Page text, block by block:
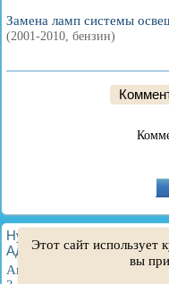
Замена ламп системы
(2001-2010, бензин)
HyundaiBook.ru © 2018-
Администрация·Поиск
Акцент 1 ·
Этот сайт использует
вы